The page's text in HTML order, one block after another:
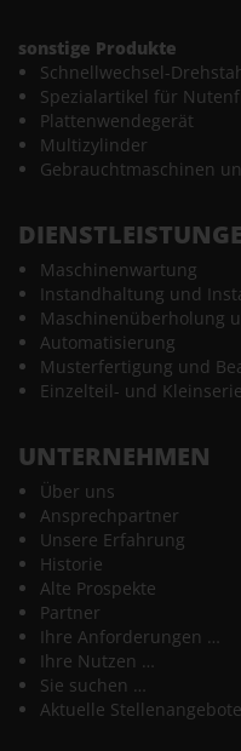
sonstige Produkte
Schnellwechsel-
Spezialartikel für
Plattenwendegerät
Multizylinder
Gebrauchtmaschinen
Maschinenwartung
Instandhaltung und
Maschinenüberholung
Automatisierung
Musterfertigung und
Einzelteil- und
UNTERNEHMEN
Über uns
Ansprechpartner
Unsere Erfahrung
Historie
Alte Prospekte
Partner
Ihre Anforderungen …
Ihre Nutzen …
Sie suchen …
Aktuelle Stellenangebote